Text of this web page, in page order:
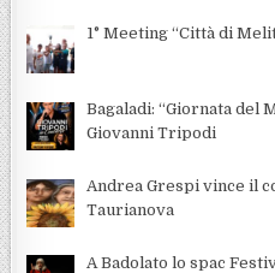
1° Meeting “Città di
Bagaladi: “Giornata del
Giovanni Tripodi
Andrea Grespi vince il
Taurianova
A Badolato lo spac